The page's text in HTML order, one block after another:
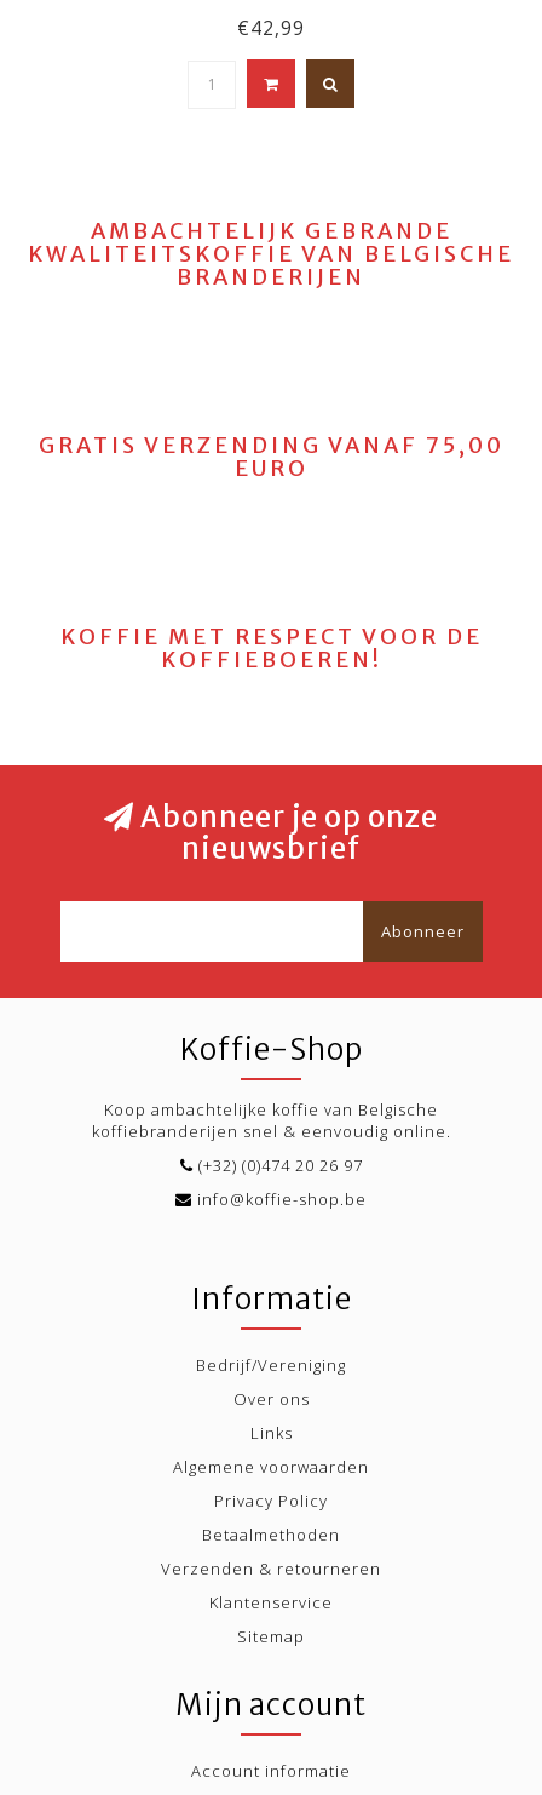
€42,99
AMBACHTELIJK GEBRANDE
KWALITEITSKOFFIE VAN BELGISCHE
BRANDERIJEN
GRATIS VERZENDING VANAF 75,00
EURO
KOFFIE MET RESPECT VOOR DE
KOFFIEBOEREN!
Abonneer je op onze
nieuwsbrief
Abonneer
Koffie-Shop
Koop ambachtelijke koffie van Belgische
koffiebranderijen snel & eenvoudig online.
(+32) (0)474 20 26 97
info@koffie-shop.be
Informatie
Bedrijf/Vereniging
Over ons
Links
Algemene voorwaarden
Privacy Policy
Betaalmethoden
Verzenden & retourneren
Klantenservice
Sitemap
Mijn account
Account informatie